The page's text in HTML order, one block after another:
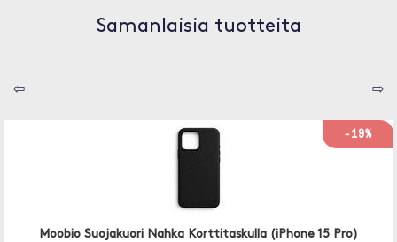
Samanlaisia tuotteita
⇦ ⇨
-19%
Moobio Suojakuori Nahka Korttitaskulla (iPhone 15 Pro)